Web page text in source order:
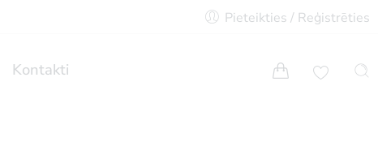
Pieteikties / Reģistrēties
Kontakti